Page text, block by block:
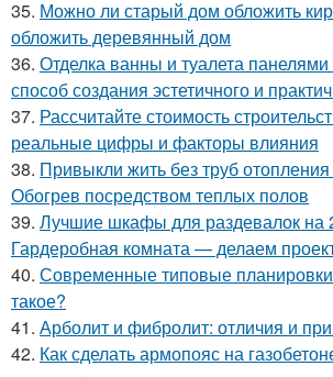
35. Можно ли старый дом обложить
обложить деревянный дом
36. Отделка ванны и туалета
способ создания эстетичного и
37. Рассчитайте стоимость
реальные цифры и факторы влияния
38. Привыкли жить без труб
Обогрев посредством теплых полов
39. Лучшие шкафы для раздевалок на
Гардеробная комната — делаем
40. Современные типовые
такое?
41. Арболит и фибролит: отличия и
42. Как сделать армопояс на